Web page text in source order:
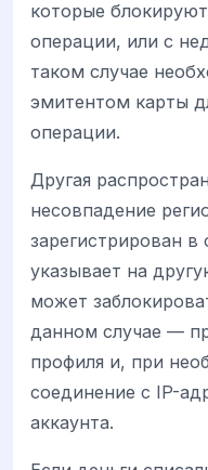
которые
операции, или с
таком случае
эмитентом карты
операции.
Другая
несовпадение
зарегистрирован
указывает на
может
данном случае —
профиля и, при
соединение с IP-
аккаунта.